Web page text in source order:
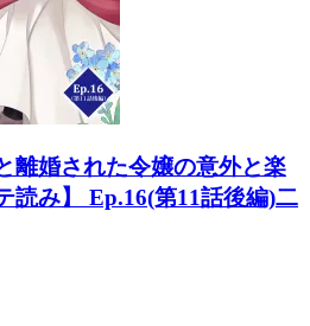
離婚された令嬢の意外と楽
読み】 Ep.16(第11話後編)二